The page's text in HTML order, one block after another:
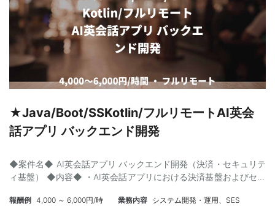
可】 ・Tech Lead／アーキテクト経験 ・AIプロダクト開発経験 ・
LLM（OpenAI／Claude／Gemini等）を活用した開発経験 ・
Firebase（Firestore／Cloud Functions／Auth）経験 ・Cloud Run
／Cloud Functions経験 ・PostgreSQL設計・チューニング経験 ・
GraphQL／Property Graph／graphology経験 ・GitHub Actionsに
よるCI/CD構築経験 ・AIエージェント（Devin等）の活用経験 ・
スタートアップ／SaaS企業での開発経験
★Java/Boot/SSKotlin/フルリモートAI英会
話アプリ バックエンド開発
◆案件名◆ AI英会話アプリ バックエンド開発（決済・セキュリテ
ィ基盤） ◆内容◆ ・AI英会話アプリにおける決済基盤およびセキ
プロジェクト計画策定、実装、運用までの一気通貫した担当 ・
報酬例 4,000 ～ 6,000円/時 業務内容 システム開発・運用、SES